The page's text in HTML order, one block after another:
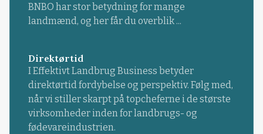
BNBO har stor betydning for mange
landmænd, og her får du overblik ...
Direktørtid
I Effektivt Landbrug Business betyder
direktørtid fordybelse og perspektiv. Følg med,
når vi stiller skarpt på topcheferne i de største
virksomheder inden for landbrugs- og
fødevareindustrien.